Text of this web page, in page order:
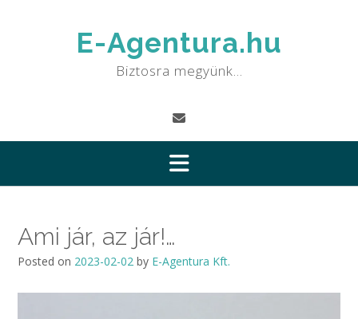
E-Agentura.hu
Biztosra megyünk…
Ami jár, az jár!…
Posted on 2023-02-02 by E-Agentura Kft.